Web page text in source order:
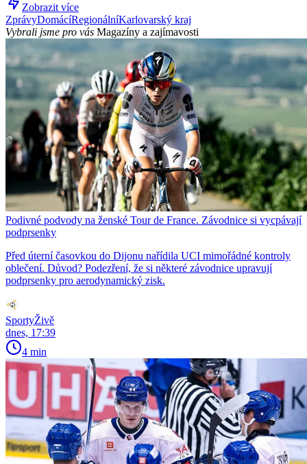
Zobrazit více
ZprávyDomácíRegionálníKarlovarský kraj
Vybrali jsme pro vás Magazíny a zajímavosti
Podivné podvody na ženské Tour de France. Závodnice si vycpávají
podprsenky
Před úterní časovkou do Dijonu nařídila UCI mimořádné kontroly
oblečení. Důvod? Podezření, že si některé závodnice upravují
podprsenky pro aerodynamický zisk.
SportyŽivě
dnes, 17:39
4 min